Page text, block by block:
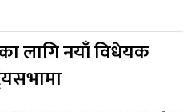
लागि नयाँ विधेयक